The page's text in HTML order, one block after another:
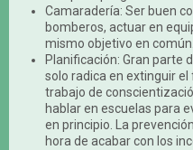
Camaradería: Ser buen
bomberos, actuar en
mismo objetivo en común.
Planificación: Gran parte
solo radica en extinguir
trabajo de
hablar en escuelas para
en principio. La
hora de acabar con los